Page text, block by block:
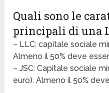
Quali sono le
principali di una
– LLC: capitale sociale
Almeno il 50% deve
– JSC: Capitale sociale
euro). Almeno il 50%